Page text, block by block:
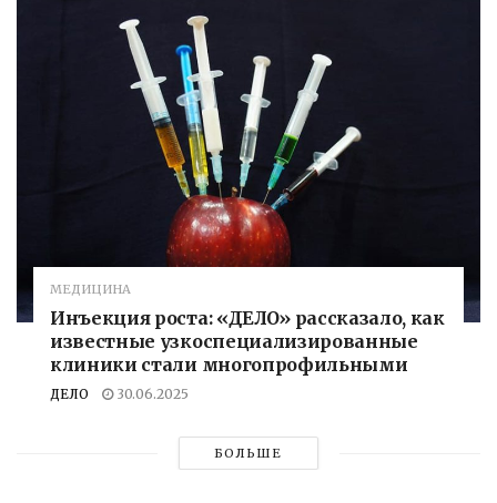
МЕДИЦИНА
Инъекция роста: «ДЕЛО» рассказало, как
известные узкоспециализированные
клиники стали многопрофильными
ДЕЛО 30.06.2025
БОЛЬШЕ